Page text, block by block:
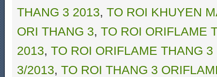
THANG 3 2013, TO ROI KHUYEN
ORI THANG 3, TO ROI ORIFLAME
2013, TO ROI ORIFLAME THANG
3/2013, TO ROI THANG 3